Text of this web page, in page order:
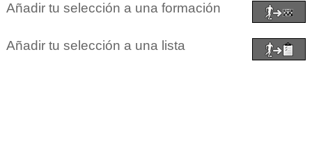
Añadir tu selección a una formación
Añadir tu selección a una lista